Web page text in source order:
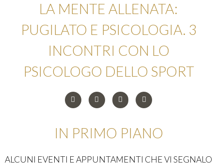
LA MENTE ALLENATA:
PUGILATO E PSICOLOGIA. 3
INCONTRI CON LO
PSICOLOGO DELLO SPORT
IN PRIMO PIANO
ALCUNI EVENTI E APPUNTAMENTI CHE VI SEGNALO